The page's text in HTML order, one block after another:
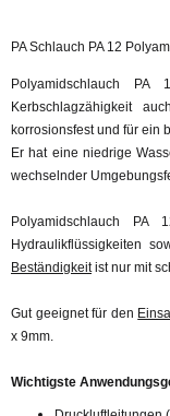
PA Schlauch PA 12
Polyamidschlauch
Kerbschlagzähigkeit
korrosionsfest und für ein
Er hat eine niedrige
wechselnder
Polyamidschlauch
Hydraulikflüssigkeiten
Beständigkeitist nur mit
Gut geeignet für den
x 9mm.
Wichtigste